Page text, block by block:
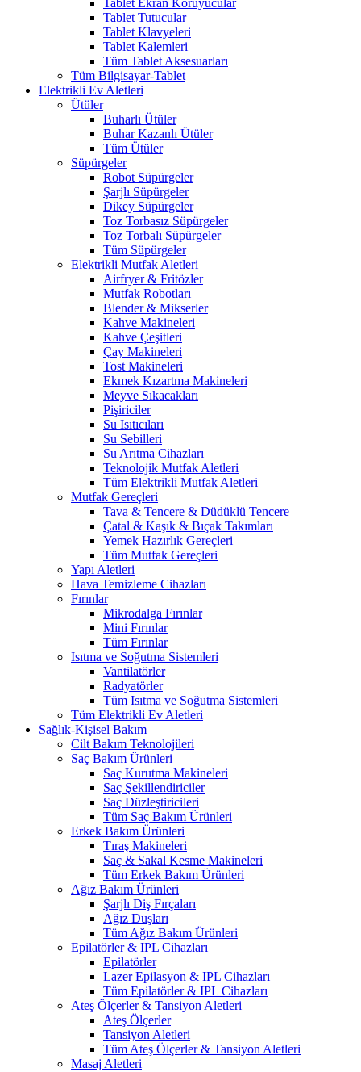
Tablet Ekran Koruyucular
Tablet Tutucular
Tablet Klavyeleri
Tablet Kalemleri
Tüm Tablet Aksesuarları
Tüm Bilgisayar-Tablet
Elektrikli Ev Aletleri
Ütüler
Buharlı Ütüler
Buhar Kazanlı Ütüler
Tüm Ütüler
Süpürgeler
Robot Süpürgeler
Şarjlı Süpürgeler
Dikey Süpürgeler
Toz Torbasız Süpürgeler
Toz Torbalı Süpürgeler
Tüm Süpürgeler
Elektrikli Mutfak Aletleri
Airfryer & Fritözler
Mutfak Robotları
Blender & Mikserler
Kahve Makineleri
Kahve Çeşitleri
Çay Makineleri
Tost Makineleri
Ekmek Kızartma Makineleri
Meyve Sıkacakları
Pişiriciler
Su Isıtıcıları
Su Sebilleri
Su Arıtma Cihazları
Teknolojik Mutfak Aletleri
Tüm Elektrikli Mutfak Aletleri
Mutfak Gereçleri
Tava & Tencere & Düdüklü Tencere
Çatal & Kaşık & Bıçak Takımları
Yemek Hazırlık Gereçleri
Tüm Mutfak Gereçleri
Yapı Aletleri
Hava Temizleme Cihazları
Fırınlar
Mikrodalga Fırınlar
Mini Fırınlar
Tüm Fırınlar
Isıtma ve Soğutma Sistemleri
Vantilatörler
Radyatörler
Tüm Isıtma ve Soğutma Sistemleri
Tüm Elektrikli Ev Aletleri
Sağlık-Kişisel Bakım
Cilt Bakım Teknolojileri
Saç Bakım Ürünleri
Saç Kurutma Makineleri
Saç Şekillendiriciler
Saç Düzleştiricileri
Tüm Saç Bakım Ürünleri
Erkek Bakım Ürünleri
Tıraş Makineleri
Saç & Sakal Kesme Makineleri
Tüm Erkek Bakım Ürünleri
Ağız Bakım Ürünleri
Şarjlı Diş Fırçaları
Ağız Duşları
Tüm Ağız Bakım Ürünleri
Epilatörler & IPL Cihazları
Epilatörler
Lazer Epilasyon & IPL Cihazları
Tüm Epilatörler & IPL Cihazları
Ateş Ölçerler & Tansiyon Aletleri
Ateş Ölçerler
Tansiyon Aletleri
Tüm Ateş Ölçerler & Tansiyon Aletleri
Masaj Aletleri